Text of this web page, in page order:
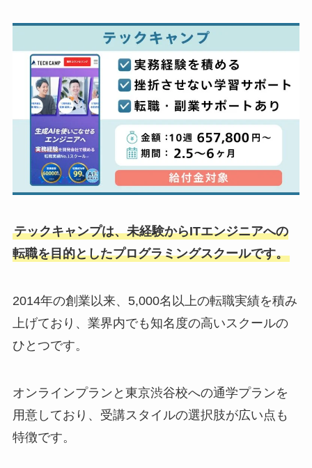
テックキャンプは、未経験からITエンジニアへの
転職を目的としたプログラミングスクールです。
2014年の創業以来、5,000名以上の転職実績を積み
上げており、業界内でも知名度の高いスクールの
ひとつです。
オンラインプランと東京渋谷校への通学プランを
用意しており、受講スタイルの選択肢が広い点も
特徴です。